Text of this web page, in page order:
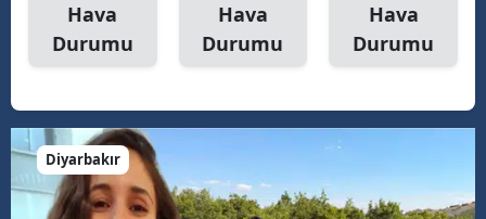
Hava
Durumu
Hava
Durumu
Hava
Durumu
Diyarbakır